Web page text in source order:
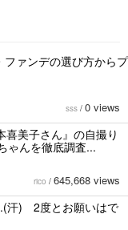
ァンデの選び方からプ
sss / 0 views
美子さん』の自撮り
ゃんを徹底調査...
rico / 645,668 views
汗) 2度とお願いはで